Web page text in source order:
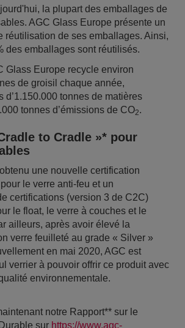
la plupart des emballages de
AGC Glass Europe présente un
réutilisation de ses emballages. Ainsi,
des emballages sont réutilisés.
Glass Europe recycle environ
de groisil chaque année,
d’1.150.000 tonnes de matières
tonnes d’émissions de CO2.
to Cradle »* pour
une nouvelle certification
le verre anti-feu et un
certifications (version 3 de C2C)
le float, le verre à couches et le
ailleurs, après avoir élevé la
verre feuilleté au grade « Silver »
en mai 2020, AGC est
verrier à pouvoir offrir ce produit avec
environnementale.
notre Rapport** sur le
sur https://www.agc-